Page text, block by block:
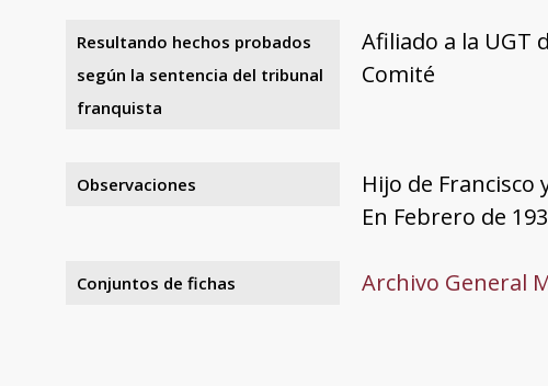
Resultando hechos probados
según la sentencia del tribunal
franquista
Afiliado a la UGT
Comité
Observaciones
Hijo de Francisco
En Febrero de
Conjuntos de fichas Archivo General